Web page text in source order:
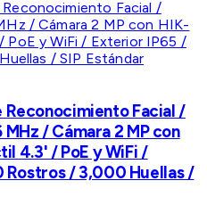
Reconocimiento Facial /
MHz / Cámara 2 MP con
4.3' / PoE y WiFi /
Rostros / 3,000 Huellas /